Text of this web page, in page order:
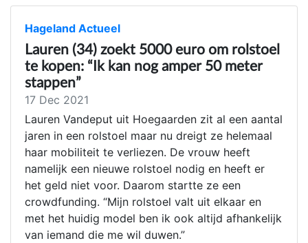
Hageland Actueel
Lauren (34) zoekt 5000 euro om rolstoel
te kopen: “Ik kan nog amper 50 meter
stappen”
17 Dec 2021
Lauren Vandeput uit Hoegaarden zit al een aantal
jaren in een rolstoel maar nu dreigt ze helemaal
haar mobiliteit te verliezen. De vrouw heeft
namelijk een nieuwe rolstoel nodig en heeft er
het geld niet voor. Daarom startte ze een
crowdfunding. “Mijn rolstoel valt uit elkaar en
met het huidig model ben ik ook altijd afhankelijk
van iemand die me wil duwen.”